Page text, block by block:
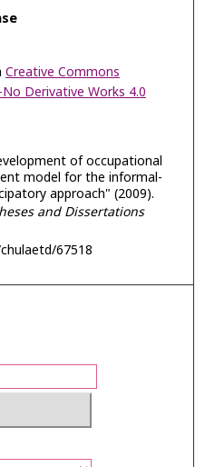
Creative Commons
Derivative Works 4.0
of occupational
model for the informal-
approach" (2009).
and Dissertations
67518